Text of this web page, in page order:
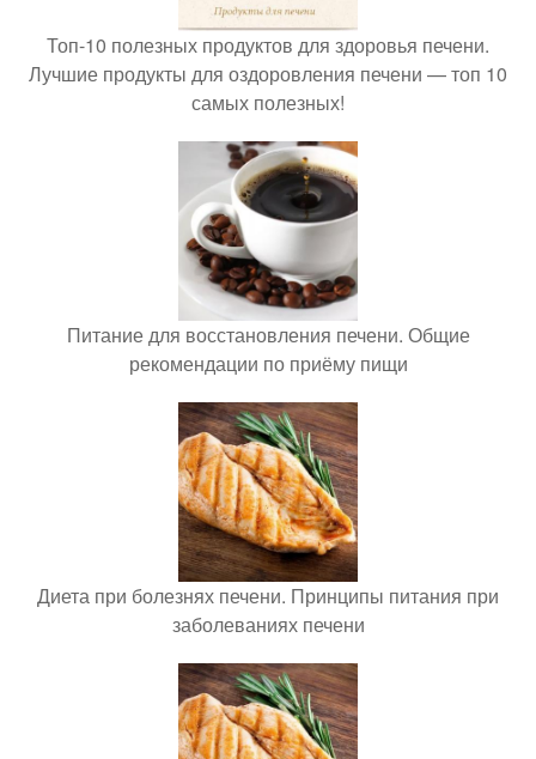
Топ-10 полезных продуктов для здоровья печени.
Лучшие продукты для оздоровления печени — топ 10
самых полезных!
Питание для восстановления печени. Общие
рекомендации по приёму пищи
Диета при болезнях печени. Принципы питания при
заболеваниях печени